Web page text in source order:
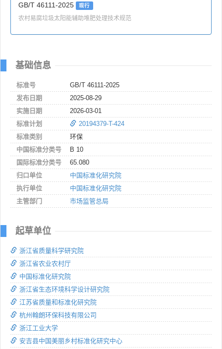
GB/T 46111-2025 现行
农村易腐垃圾太阳能辅助堆肥处理技术规范
基础信息
标准号
GB/T 46111-2025
发布日期
2025-08-29
实施日期
2026-03-01
标准计划
20194379-T-424
标准类别
环保
中国标准分类号
B 10
国际标准分类号
65.080
归口单位
中国标准化研究院
执行单位
中国标准化研究院
主管部门
市场监管总局
起草单位
浙江省质量科学研究院
浙江省农业农村厅
中国标准化研究院
浙江省生态环境科学设计研究院
江苏省质量和标准化研究院
杭州翰朗环保科技有限公司
浙江工业大学
安吉县中国美丽乡村标准化研究中心